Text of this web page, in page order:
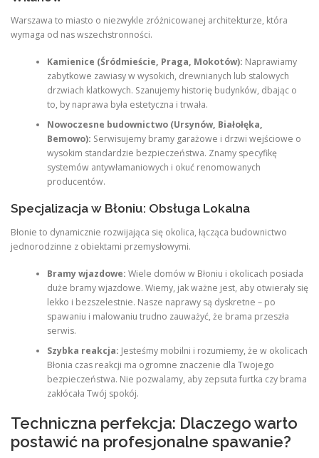
Warszawa to miasto o niezwykle zróżnicowanej architekturze, która
wymaga od nas wszechstronności.
Kamienice (Śródmieście, Praga, Mokotów): Naprawiamy
zabytkowe zawiasy w wysokich, drewnianych lub stalowych
drzwiach klatkowych. Szanujemy historię budynków, dbając o
to, by naprawa była estetyczna i trwała.
Nowoczesne budownictwo (Ursynów, Białołęka,
Bemowo): Serwisujemy bramy garażowe i drzwi wejściowe o
wysokim standardzie bezpieczeństwa. Znamy specyfikę
systemów antywłamaniowych i okuć renomowanych
producentów.
Specjalizacja w Błoniu: Obsługa Lokalna
Błonie to dynamicznie rozwijająca się okolica, łącząca budownictwo
jednorodzinne z obiektami przemysłowymi.
Bramy wjazdowe: Wiele domów w Błoniu i okolicach posiada
duże bramy wjazdowe. Wiemy, jak ważne jest, aby otwierały się
lekko i bezszelestnie. Nasze naprawy są dyskretne – po
spawaniu i malowaniu trudno zauważyć, że brama przeszła
serwis.
Szybka reakcja: Jesteśmy mobilni i rozumiemy, że w okolicach
Błonia czas reakcji ma ogromne znaczenie dla Twojego
bezpieczeństwa. Nie pozwalamy, aby zepsuta furtka czy brama
zakłócała Twój spokój.
Techniczna perfekcja: Dlaczego warto
postawić na profesjonalne spawanie?